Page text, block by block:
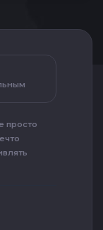
просто